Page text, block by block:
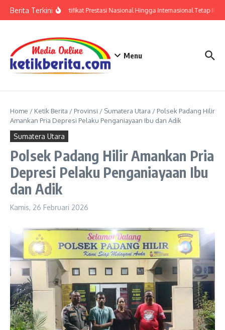
Berita TerkiniPolri: Sertifikat Prestasi Nasional Hingga Internasional Tetap Ikuti
Menu
Home / Ketik Berita / Provinsi / Sumatera Utara / Polsek Padang Hilir
Amankan Pria Depresi Pelaku Penganiayaan Ibu dan Adik
Sumatera Utara
Polsek Padang Hilir Amankan Pria
Depresi Pelaku Penganiayaan Ibu
dan Adik
Kamis, 26 Februari 2026